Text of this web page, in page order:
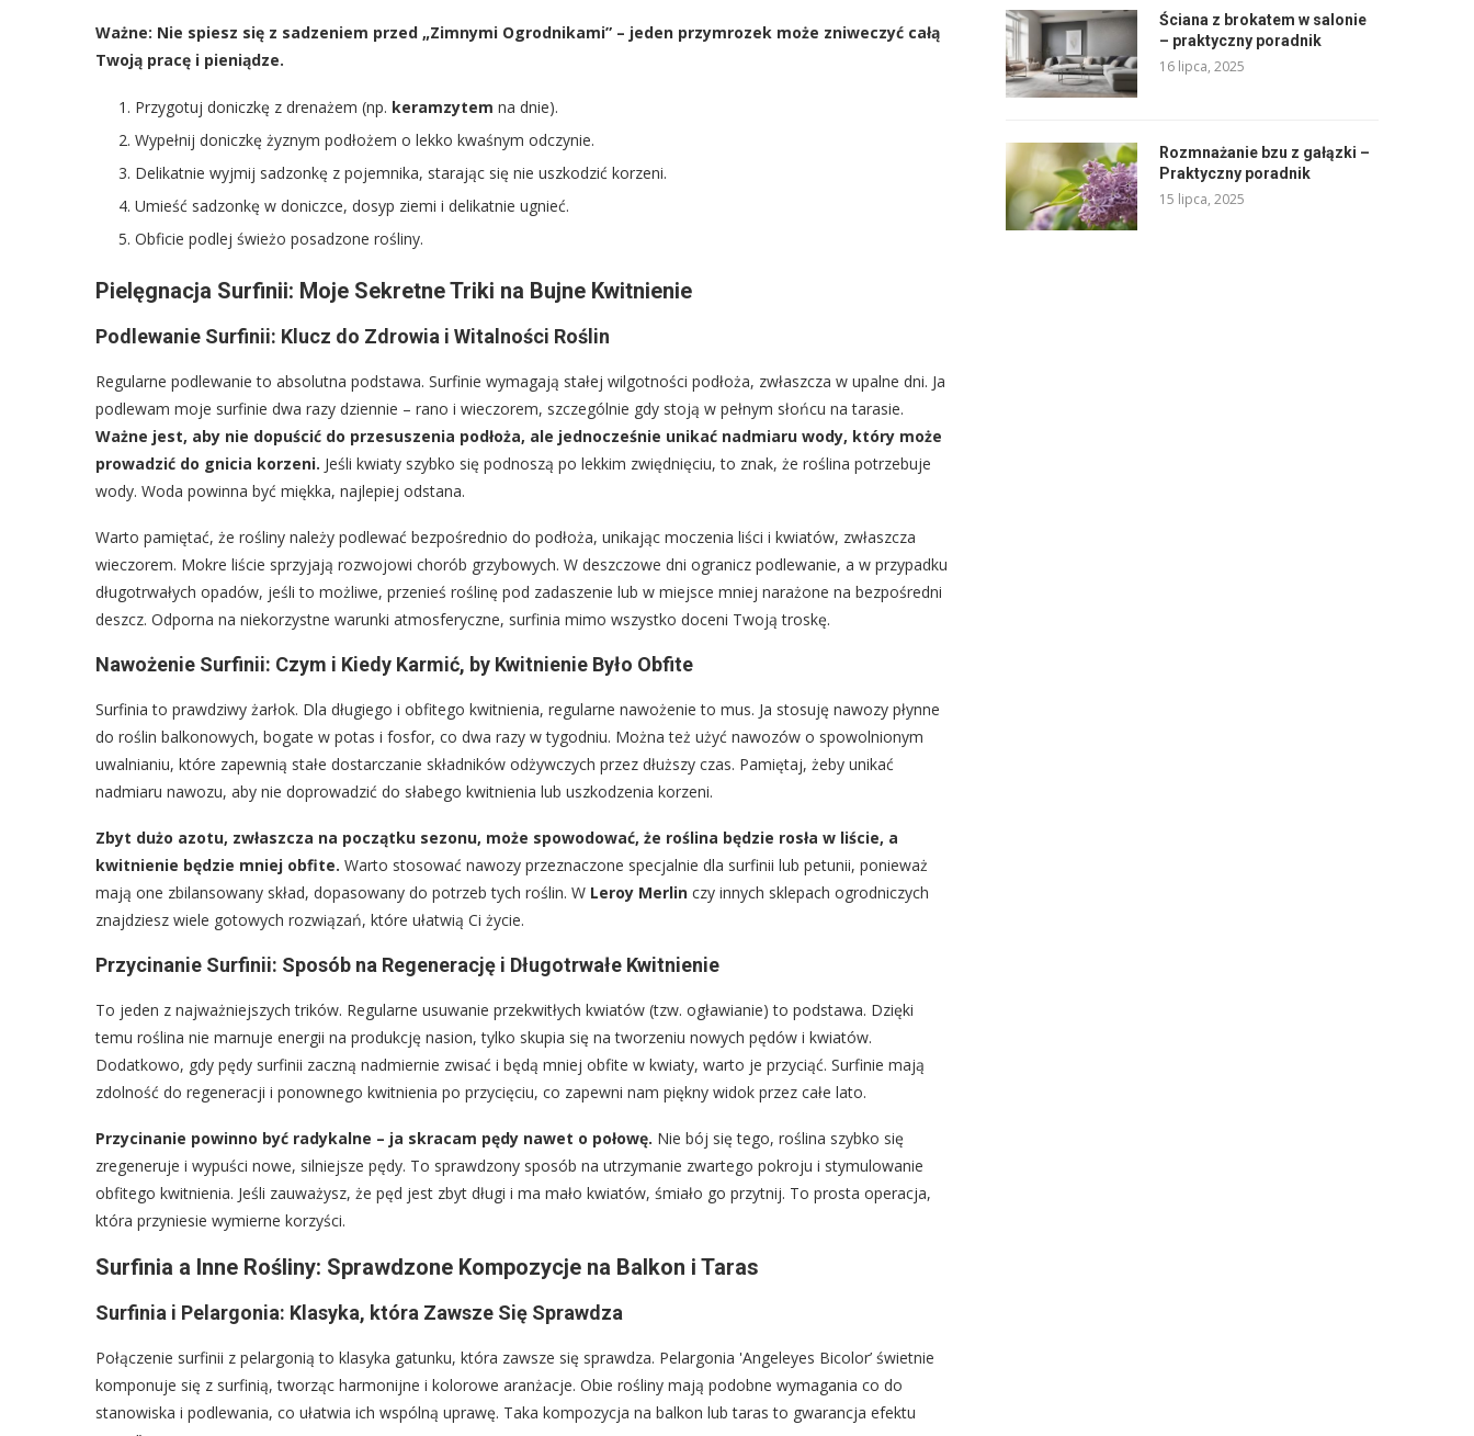
Ważne: Nie spiesz się z sadzeniem przed „Zimnymi Ogrodnikami” – jeden przymrozek może zniweczyć całą
Twoją pracę i pieniądze.
Przygotuj doniczkę z drenażem (np. keramzytem na dnie).
Wypełnij doniczkę żyznym podłożem o lekko kwaśnym odczynie.
Delikatnie wyjmij sadzonkę z pojemnika, starając się nie uszkodzić korzeni.
Umieść sadzonkę w doniczce, dosyp ziemi i delikatnie ugnieć.
Obficie podlej świeżo posadzone rośliny.
Pielęgnacja Surfinii: Moje Sekretne Triki na Bujne Kwitnienie
Podlewanie Surfinii: Klucz do Zdrowia i Witalności Roślin
Regularne podlewanie to absolutna podstawa. Surfinie wymagają stałej wilgotności podłoża, zwłaszcza w upalne dni. Ja
podlewam moje surfinie dwa razy dziennie – rano i wieczorem, szczególnie gdy stoją w pełnym słońcu na tarasie.
Ważne jest, aby nie dopuścić do przesuszenia podłoża, ale jednocześnie unikać nadmiaru wody, który może
prowadzić do gnicia korzeni. Jeśli kwiaty szybko się podnoszą po lekkim zwiędnięciu, to znak, że roślina potrzebuje
wody. Woda powinna być miękka, najlepiej odstana.
Warto pamiętać, że rośliny należy podlewać bezpośrednio do podłoża, unikając moczenia liści i kwiatów, zwłaszcza
wieczorem. Mokre liście sprzyjają rozwojowi chorób grzybowych. W deszczowe dni ogranicz podlewanie, a w przypadku
długotrwałych opadów, jeśli to możliwe, przenieś roślinę pod zadaszenie lub w miejsce mniej narażone na bezpośredni
deszcz. Odporna na niekorzystne warunki atmosferyczne, surfinia mimo wszystko doceni Twoją troskę.
Nawożenie Surfinii: Czym i Kiedy Karmić, by Kwitnienie Było Obfite
Surfinia to prawdziwy żarłok. Dla długiego i obfitego kwitnienia, regularne nawożenie to mus. Ja stosuję nawozy płynne
do roślin balkonowych, bogate w potas i fosfor, co dwa razy w tygodniu. Można też użyć nawozów o spowolnionym
uwalnianiu, które zapewnią stałe dostarczanie składników odżywczych przez dłuższy czas. Pamiętaj, żeby unikać
nadmiaru nawozu, aby nie doprowadzić do słabego kwitnienia lub uszkodzenia korzeni.
Zbyt dużo azotu, zwłaszcza na początku sezonu, może spowodować, że roślina będzie rosła w liście, a
kwitnienie będzie mniej obfite. Warto stosować nawozy przeznaczone specjalnie dla surfinii lub petunii, ponieważ
mają one zbilansowany skład, dopasowany do potrzeb tych roślin. W Leroy Merlin czy innych sklepach ogrodniczych
znajdziesz wiele gotowych rozwiązań, które ułatwią Ci życie.
Przycinanie Surfinii: Sposób na Regenerację i Długotrwałe Kwitnienie
To jeden z najważniejszych trików. Regularne usuwanie przekwitłych kwiatów (tzw. ogławianie) to podstawa. Dzięki
temu roślina nie marnuje energii na produkcję nasion, tylko skupia się na tworzeniu nowych pędów i kwiatów.
Dodatkowo, gdy pędy surfinii zaczną nadmiernie zwisać i będą mniej obfite w kwiaty, warto je przyciąć. Surfinie mają
zdolność do regeneracji i ponownego kwitnienia po przycięciu, co zapewni nam piękny widok przez całe lato.
Przycinanie powinno być radykalne – ja skracam pędy nawet o połowę. Nie bój się tego, roślina szybko się
zregeneruje i wypuści nowe, silniejsze pędy. To sprawdzony sposób na utrzymanie zwartego pokroju i stymulowanie
obfitego kwitnienia. Jeśli zauważysz, że pęd jest zbyt długi i ma mało kwiatów, śmiało go przytnij. To prosta operacja,
która przyniesie wymierne korzyści.
Surfinia a Inne Rośliny: Sprawdzone Kompozycje na Balkon i Taras
Surfinia i Pelargonia: Klasyka, która Zawsze Się Sprawdza
Połączenie surfinii z pelargonią to klasyka gatunku, która zawsze się sprawdza. Pelargonia 'Angeleyes Bicolor’ świetnie
komponuje się z surfinią, tworząc harmonijne i kolorowe aranżacje. Obie rośliny mają podobne wymagania co do
stanowiska i podlewania, co ułatwia ich wspólną uprawę. Taka kompozycja na balkon lub taras to gwarancja efektu
Ściana z brokatem w salonie
– praktyczny poradnik
16 lipca, 2025
Rozmnażanie bzu z gałązki –
Praktyczny poradnik
15 lipca, 2025